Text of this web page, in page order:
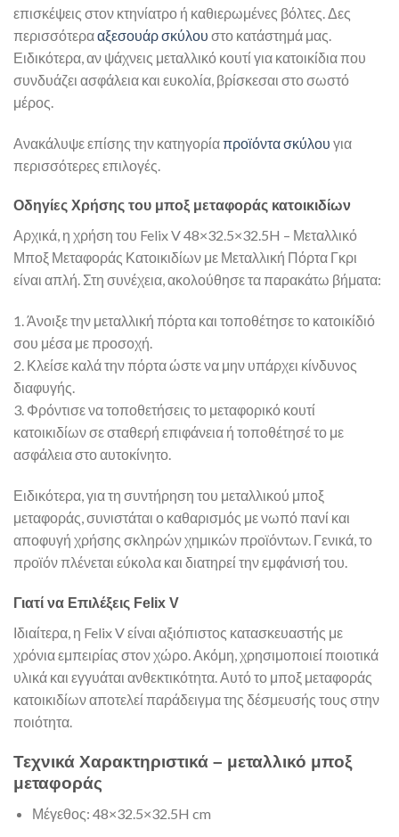
επισκέψεις στον κτηνίατρο ή καθιερωμένες βόλτες. Δες
περισσότερααξεσουάρ σκύλου στο κατάστημά μας.
Ειδικότερα, αν ψάχνεις μεταλλικό κουτί για κατοικίδια που
συνδυάζει ασφάλεια και ευκολία, βρίσκεσαι στο σωστό
μέρος.
Ανακάλυψε επίσης την κατηγορίαπροϊόντα σκύλου για
περισσότερες επιλογές.
Οδηγίες Χρήσης του μποξ μεταφοράς κατοικιδίων
Αρχικά, η χρήση του Felix V 48×32.5×32.5H – Μεταλλικό
Μποξ Μεταφοράς Κατοικιδίων με Μεταλλική Πόρτα Γκρι
είναι απλή. Στη συνέχεια, ακολούθησε τα παρακάτω βήματα:
1. Άνοιξε την μεταλλική πόρτα και τοποθέτησε το κατοικίδιό
σου μέσα με προσοχή.
2. Κλείσε καλά την πόρτα ώστε να μην υπάρχει κίνδυνος
διαφυγής.
3. Φρόντισε να τοποθετήσεις το μεταφορικό κουτί
κατοικιδίων σε σταθερή επιφάνεια ή τοποθέτησέ το με
ασφάλεια στο αυτοκίνητο.
Ειδικότερα, για τη συντήρηση του μεταλλικού μποξ
μεταφοράς, συνιστάται ο καθαρισμός με νωπό πανί και
αποφυγή χρήσης σκληρών χημικών προϊόντων. Γενικά, το
προϊόν πλένεται εύκολα και διατηρεί την εμφάνισή του.
Γιατί να Επιλέξεις Felix V
Ιδιαίτερα, η Felix V είναι αξιόπιστος κατασκευαστής με
χρόνια εμπειρίας στον χώρο. Ακόμη, χρησιμοποιεί ποιοτικά
υλικά και εγγυάται ανθεκτικότητα. Αυτό το μποξ μεταφοράς
κατοικιδίων αποτελεί παράδειγμα της δέσμευσής τους στην
ποιότητα.
Τεχνικά Χαρακτηριστικά – μεταλλικό μποξ
μεταφοράς
Μέγεθος: 48×32.5×32.5H cm